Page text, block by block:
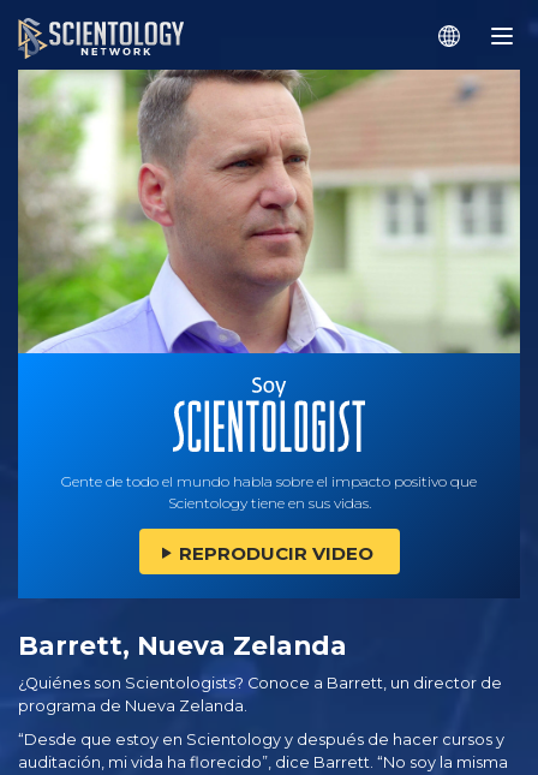
Gente de todo el mundo habla sobre el impacto positivo que
Scientology tiene en sus vidas.
REPRODUCIR VIDEO
Barrett, Nueva Zelanda
¿Quiénes son Scientologists? Conoce a Barrett, un director de
programa de Nueva Zelanda.
“Desde que estoy en Scientology y después de hacer cursos y
auditación, mi vida ha florecido”, dice Barrett. “No soy la misma